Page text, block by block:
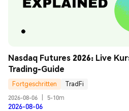
Nasdaq Futures 2026: Live
Trading-Guide
Fortgeschritten
TradFi
2026-08-06
5-10m
2026-08-06